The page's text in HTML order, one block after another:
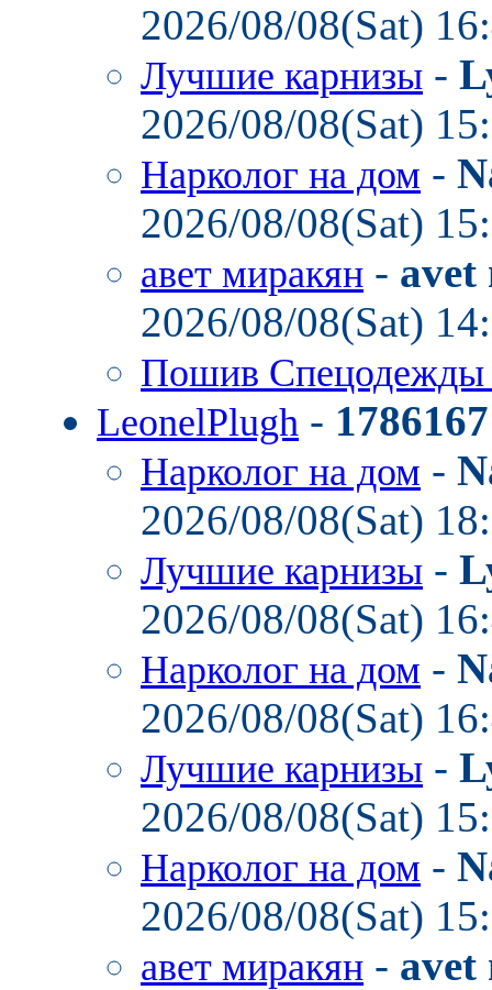
2026/08/08(Sat)
Лучшие карнизы -
2026/08/08(Sat)
Нарколог на дом -
2026/08/08(Sat)
авет миракян - avet
2026/08/08(Sat)
Пошив
LeonelPlugh -
Нарколог на дом -
2026/08/08(Sat)
Лучшие карнизы -
2026/08/08(Sat)
Нарколог на дом -
2026/08/08(Sat)
Лучшие карнизы -
2026/08/08(Sat)
Нарколог на дом -
2026/08/08(Sat)
авет миракян - avet